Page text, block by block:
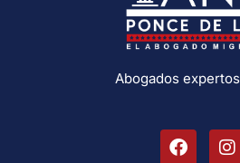
Abogados